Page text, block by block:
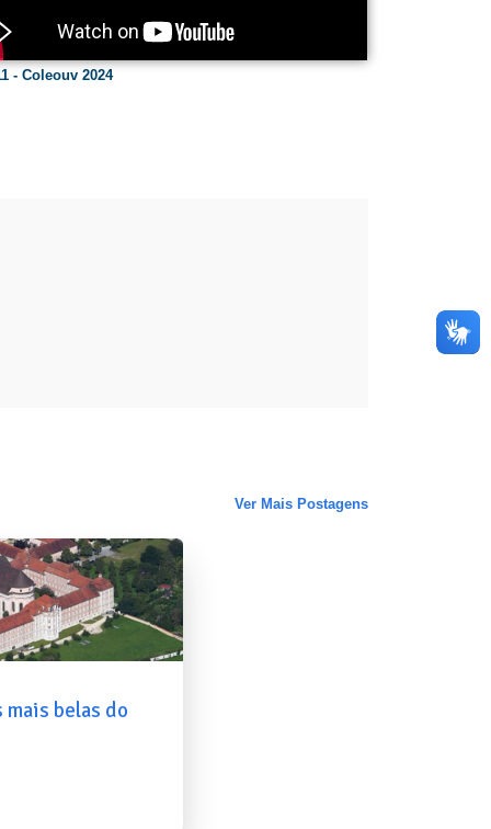
- Coleouv 2024
Ver Mais Postagens
belas do